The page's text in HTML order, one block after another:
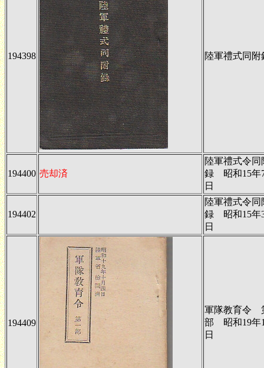
194398 陸軍禮式同附
194400 売却済
陸軍禮式令同
録 昭和15年
日
194402
陸軍禮式令同
録 昭和15年
日
194409
軍隊教育令
部 昭和19年
日